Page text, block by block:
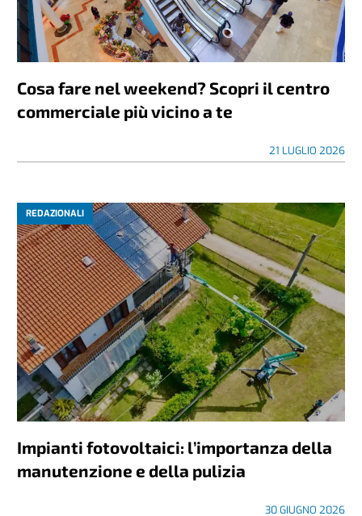
Cosa fare nel weekend? Scopri il centro
commerciale più vicino a te
21 LUGLIO 2026
REDAZIONALI
Impianti fotovoltaici: l’importanza della
manutenzione e della pulizia
30 GIUGNO 2026